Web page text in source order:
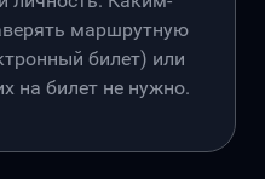
маршрутную
билет) или
на билет не нужно.